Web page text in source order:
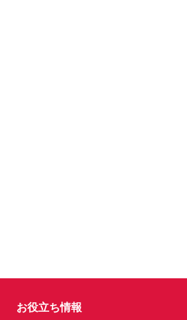
お役立ち情報